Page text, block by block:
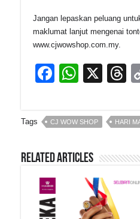
Jangan lepaskan peluang
maklumat lanjut mengenai
www.cjwowshop.com.my.
F
c
e
b
o
o
k
W
at
s
A
p
p
X
T
e
a
d
s
Tags CJ WOW SHOP HARI
Related Articles